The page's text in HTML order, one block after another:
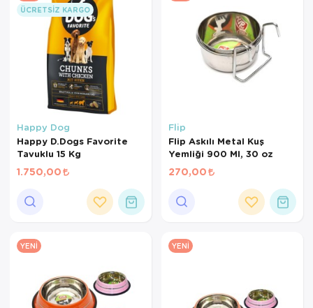
ÜCRETSIZ KARGO
Happy Dog
Happy D.Dogs Favorite
Tavuklu 15 Kg
1.750,00
Flip
Flip Askılı Metal Kuş
Yemliği 900 Ml, 30 oz
270,00
YENI YENI